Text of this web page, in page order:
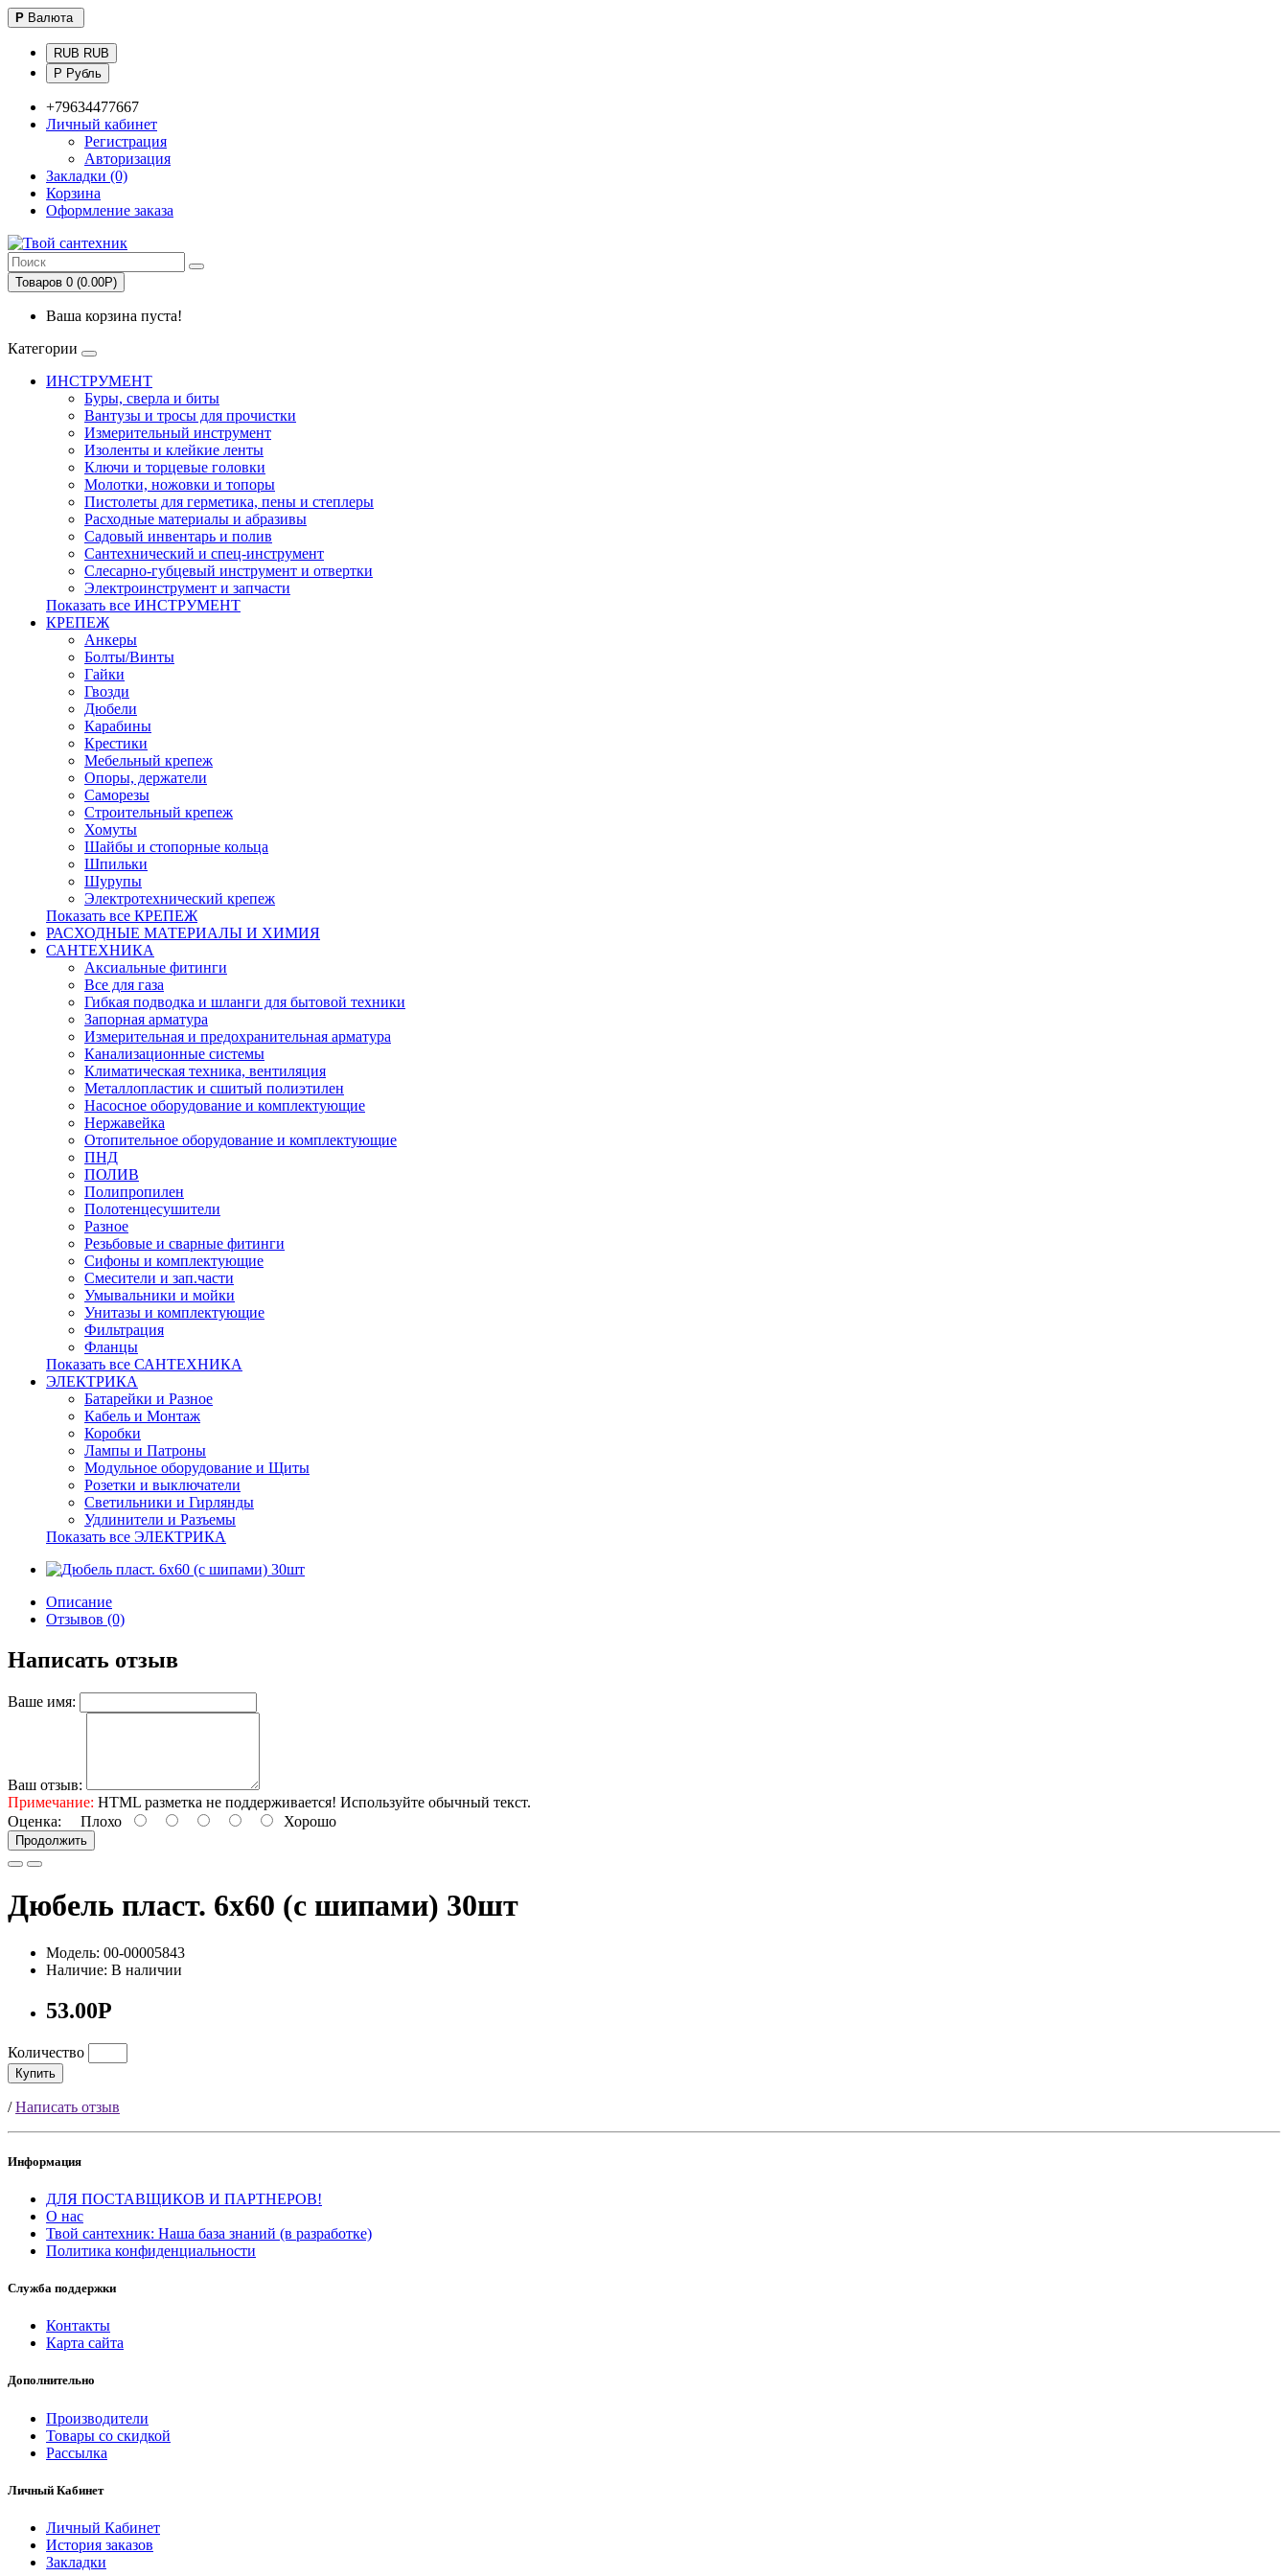
Р Валюта
RUB RUB
Р Рубль
+79634477667
Личный кабинет
Регистрация
Авторизация
Закладки (0)
Корзина
Оформление заказа
Товаров 0 (0.00Р)
Ваша корзина пуста!
Категории
ИНСТРУМЕНТ
Буры, сверла и биты
Вантузы и тросы для прочистки
Измерительный инструмент
Изоленты и клейкие ленты
Ключи и торцевые головки
Молотки, ножовки и топоры
Пистолеты для герметика, пены и степлеры
Расходные материалы и абразивы
Садовый инвентарь и полив
Сантехнический и спец-инструмент
Слесарно-губцевый инструмент и отвертки
Электроинструмент и запчасти
Показать все ИНСТРУМЕНТ
КРЕПЕЖ
Анкеры
Болты/Винты
Гайки
Гвозди
Дюбели
Карабины
Крестики
Мебельный крепеж
Опоры, держатели
Саморезы
Строительный крепеж
Хомуты
Шайбы и стопорные кольца
Шпильки
Шурупы
Электротехнический крепеж
Показать все КРЕПЕЖ
РАСХОДНЫЕ МАТЕРИАЛЫ И ХИМИЯ
САНТЕХНИКА
Аксиальные фитинги
Все для газа
Гибкая подводка и шланги для бытовой техники
Запорная арматура
Измерительная и предохранительная арматура
Канализационные системы
Климатическая техника, вентиляция
Металлопластик и сшитый полиэтилен
Насосное оборудование и комплектующие
Нержавейка
Отопительное оборудование и комплектующие
ПНД
ПОЛИВ
Полипропилен
Полотенцесушители
Разное
Резьбовые и сварные фитинги
Сифоны и комплектующие
Смесители и зап.части
Умывальники и мойки
Унитазы и комплектующие
Фильтрация
Фланцы
Показать все САНТЕХНИКА
ЭЛЕКТРИКА
Батарейки и Разное
Кабель и Монтаж
Коробки
Лампы и Патроны
Модульное оборудование и Щиты
Розетки и выключатели
Светильники и Гирлянды
Удлинители и Разъемы
Показать все ЭЛЕКТРИКА
Описание
Отзывов (0)
Написать отзыв
Ваше имя:
Ваш отзыв:
Примечание: HTML разметка не поддерживается! Используйте обычный текст.
Оценка: Плохо Хорошо
Продолжить
Дюбель пласт. 6х60 (с шипами) 30шт
Модель: 00-00005843
Наличие: В наличии
53.00Р
Количество
Купить
/Написать отзыв
Информация
ДЛЯ ПОСТАВЩИКОВ И ПАРТНЕРОВ!
О нас
Твой сантехник: Наша база знаний (в разработке)
Политика конфиденциальности
Служба поддержки
Контакты
Карта сайта
Дополнительно
Производители
Товары со скидкой
Рассылка
Личный Кабинет
Личный Кабинет
История заказов
Закладки